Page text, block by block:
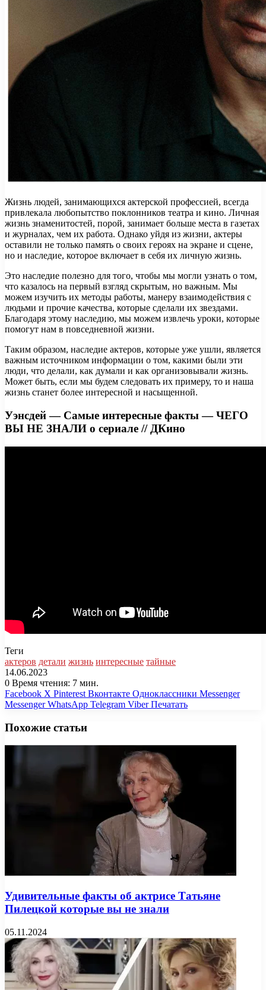
Жизнь людей, занимающихся актерской профессией, всегда
привлекала любопытство поклонников театра и кино. Личная
жизнь знаменитостей, порой, занимает больше места в газетах
и журналах, чем их работа. Однако уйдя из жизни, актеры
оставили не только память о своих героях на экране и сцене,
но и наследие, которое включает в себя их личную жизнь.
Это наследие полезно для того, чтобы мы могли узнать о том,
что казалось на первый взгляд скрытым, но важным. Мы
можем изучить их методы работы, манеру взаимодействия с
людьми и прочие качества, которые сделали их звездами.
Благодаря этому наследию, мы можем извлечь уроки, которые
помогут нам в повседневной жизни.
Таким образом, наследие актеров, которые уже ушли, является
важным источником информации о том, какими были эти
люди, что делали, как думали и как организовывали жизнь.
Может быть, если мы будем следовать их примеру, то и наша
жизнь станет более интересной и насыщенной.
Уэнсдей — Самые интересные факты — ЧЕГО
ВЫ НЕ ЗНАЛИ о сериале // ДКино
Теги
актеров детали жизнь интересные тайные
14.06.2023
0 Время чтения: 7 мин.
Facebook X Pinterest Вконтакте Одноклассники Messenger
Messenger WhatsApp Telegram Viber Печатать
Похожие статьи
Удивительные факты об актрисе Татьяне
Пилецкой которые вы не знали
05.11.2024